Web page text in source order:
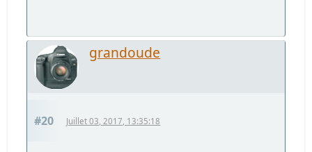
grandoude
#20 Juillet 03, 2017, 13:35:18